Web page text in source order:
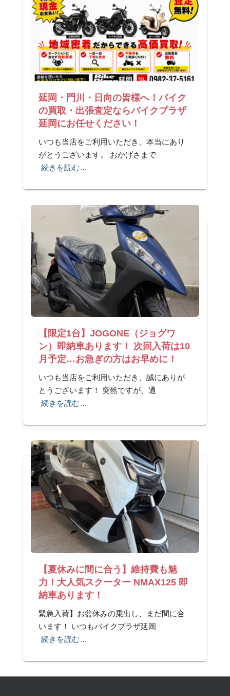
延岡・門川・日向の皆様へ！バイク
の買取・出張査定ならバイクプラザ
延岡にお任せください！
いつも当店をご利用いただき、本当にあり
がとうございます。 おかげさまで
続きを読む…
【限定1台】JOGONE（ジョグワ
ン）即納車あります！ 次回入荷は10
月予定…お急ぎの方はお早めに！
いつも当店をご利用いただき、誠にありが
とうございます！ 突然ですが、通
続きを読む…
【夏休みに間に合う】維持費も魅
力！大人気スクーター NMAX125 即
納車あります！
緊急入荷】お盆休みの乗出し、まだ間に合
います！ いつもバイクプラザ延岡
続きを読む…